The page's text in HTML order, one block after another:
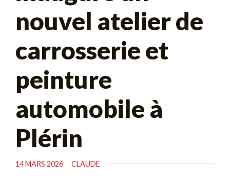
nouvel atelier de
carrosserie et
peinture
automobile à
Plérin
14 MARS 2026 CLAUDE